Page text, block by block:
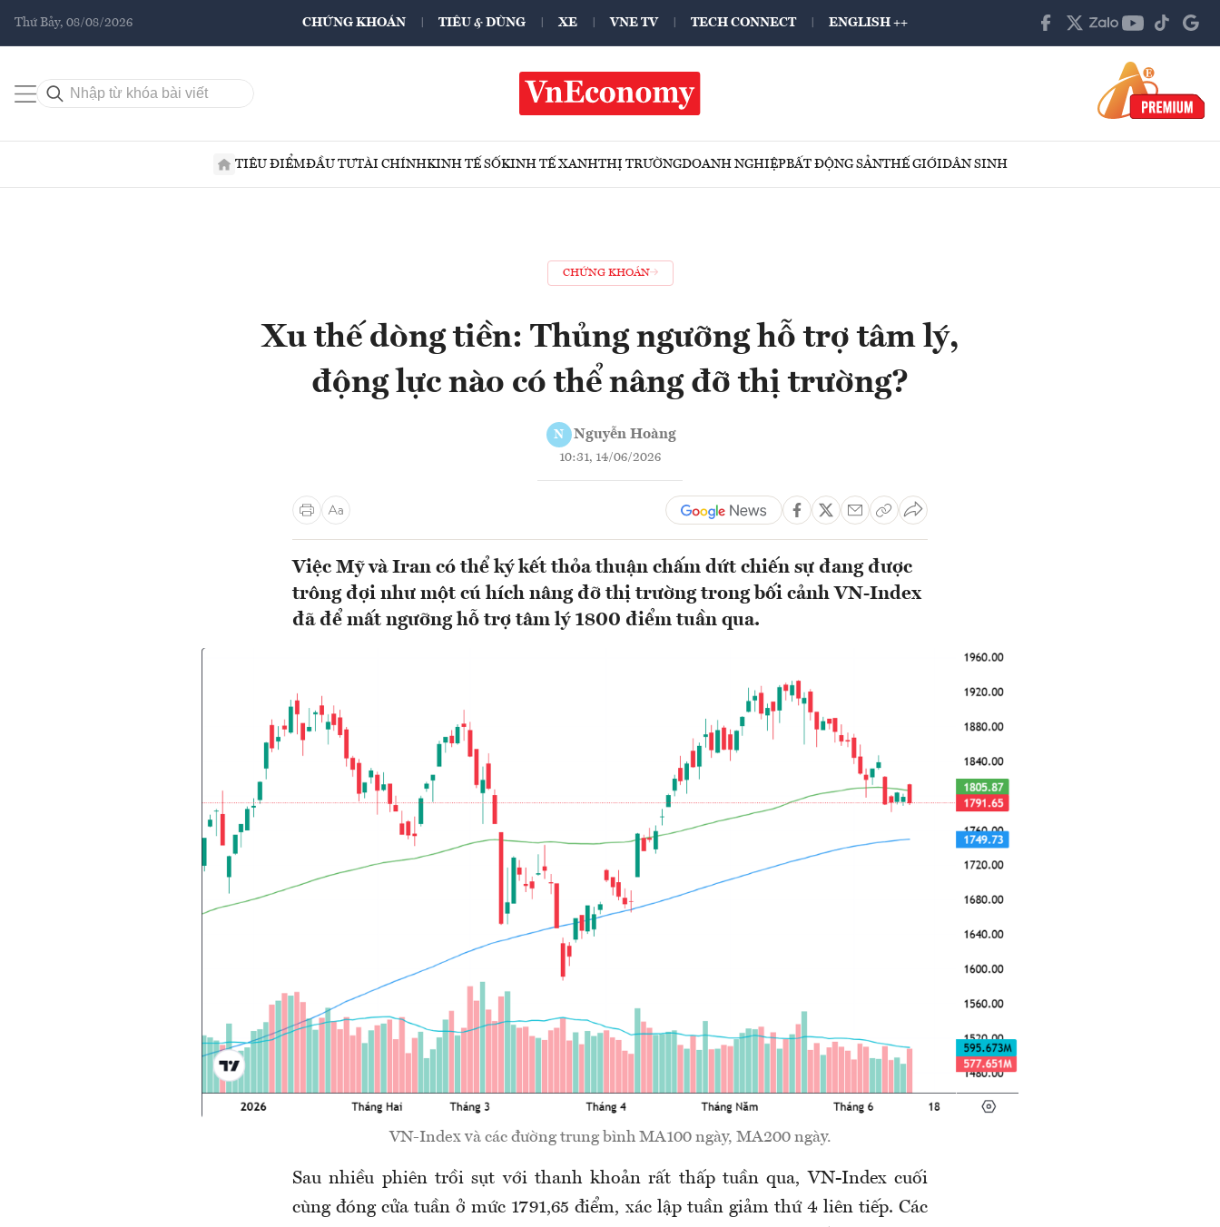
Thứ Bảy, 08/08/2026 CHỨNG KHOÁN TIÊU & DÙNG XE VNE TV TECH CONNECT ENGLISH ++
TIÊU ĐIỂMĐẦU TƯTÀI CHÍNHKINH TẾ SỐKINH TẾ XANHTHỊ TRƯỜNGDOANH NGHIỆPBẤT ĐỘNG SẢNTHẾ GIỚIDÂN SINH
CHỨNG KHOÁN
Xu thế dòng tiền: Thủng ngưỡng hỗ trợ tâm lý,
động lực nào có thể nâng đỡ thị trường?
N Nguyễn Hoàng
10:31, 14/06/2026
Việc Mỹ và Iran có thể ký kết thỏa thuận chấm dứt chiến sự đang được
trông đợi như một cú hích nâng đỡ thị trường trong bối cảnh VN-Index
đã để mất ngưỡng hỗ trợ tâm lý 1800 điểm tuần qua.
VN-Index và các đường trung bình MA100 ngày, MA200 ngày.
Sau nhiều phiên trồi sụt với thanh khoản rất thấp tuần qua, VN-Index cuối
cùng đóng cửa tuần ở mức 1791,65 điểm, xác lập tuần giảm thứ 4 liên tiếp. Các